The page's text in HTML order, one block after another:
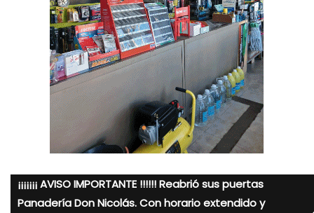
¡¡¡¡¡¡¡ AVISO IMPORTANTE !!!!!! Reabrió sus puertas
Panadería Don Nicolás. Con horario extendido y